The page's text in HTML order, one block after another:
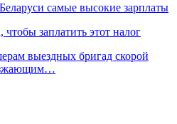
самые высокие зарплаты
заплатить этот налог
выездных бригад скорой